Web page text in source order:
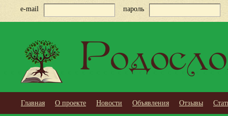
e-mail пароль
Главная О проекте Новости Объявления Отзывы